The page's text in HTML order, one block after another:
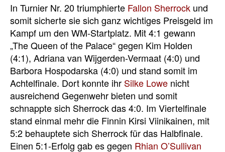
In Turnier Nr. 20 triumphierte Fallon Sherrock und
somit sicherte sie sich ganz wichtiges Preisgeld im
Kampf um den WM-Startplatz. Mit 4:1 gewann
„The Queen of the Palace“ gegen Kim Holden
(4:1), Adriana van Wijgerden-Vermaat (4:0) und
Barbora Hospodarska (4:0) und stand somit im
Achtelfinale. Dort konnte ihr Silke Lowe nicht
ausreichend Gegenwehr bieten und somit
schnappte sich Sherrock das 4:0. Im Viertelfinale
stand einmal mehr die Finnin Kirsi Viinikainen, mit
5:2 behauptete sich Sherrock für das Halbfinale.
Einen 5:1-Erfolg gab es gegen Rhian O’Sullivan